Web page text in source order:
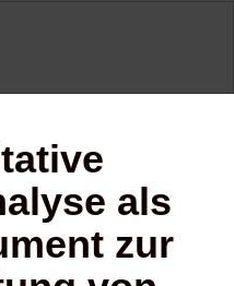
als
zur